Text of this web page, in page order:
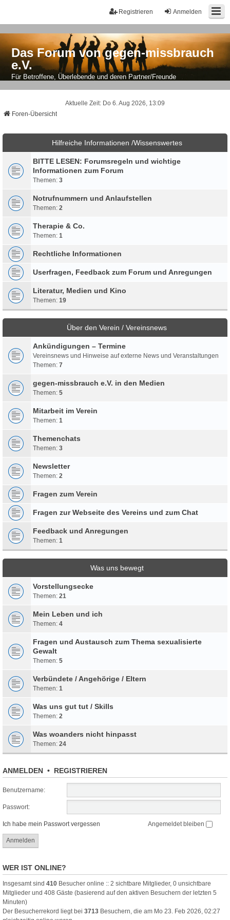
Anmelden
Registrieren
Das Forum von gegen-missbrauch
e.V.
Für Betroffene, Überlebende und deren Partner/Freunde
Aktuelle Zeit: Do 6. Aug 2026, 13:09
Foren-Übersicht
Hilfreiche Informationen /Wissenswertes
BITTE LESEN: Forumsregeln und wichtige
Informationen zum Forum
Themen: 3
Notrufnummern und Anlaufstellen
Themen: 2
Therapie & Co.
Themen: 1
Rechtliche Informationen
Userfragen, Feedback zum Forum und Anregungen
Literatur, Medien und Kino
Themen: 19
Über den Verein / Vereinsnews
Ankündigungen – Termine
Vereinsnews und Hinweise auf externe News und Veranstaltungen
Themen: 7
gegen-missbrauch e.V. in den Medien
Themen: 5
Mitarbeit im Verein
Themen: 1
Themenchats
Themen: 3
Newsletter
Themen: 2
Fragen zum Verein
Fragen zur Webseite des Vereins und zum Chat
Feedback und Anregungen
Themen: 1
Was uns bewegt
Vorstellungsecke
Themen: 21
Mein Leben und ich
Themen: 4
Fragen und Austausch zum Thema sexualisierte
Gewalt
Themen: 5
Verbündete / Angehörige / Eltern
Themen: 1
Was uns gut tut / Skills
Themen: 2
Was woanders nicht hinpasst
Themen: 24
ANMELDEN • REGISTRIEREN
Benutzername:
Passwort:
Ich habe mein Passwort vergessen Angemeldet bleiben
WER IST ONLINE?
Insgesamt sind 410 Besucher online :: 2 sichtbare Mitglieder, 0 unsichtbare
Mitglieder und 408 Gäste (basierend auf den aktiven Besuchern der letzten 5
Minuten)
Der Besucherrekord liegt bei 3713 Besuchern, die am Mo 23. Feb 2026, 02:27